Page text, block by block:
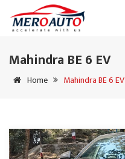
Mahindra BE 6 EV
Home Mahindra BE 6 EV